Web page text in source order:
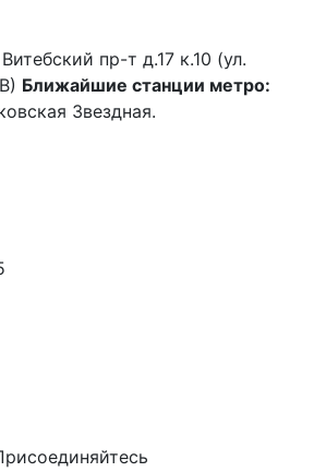
пр-т д.17 к.10 (ул.
Ближайшие станции метро:
Звездная.